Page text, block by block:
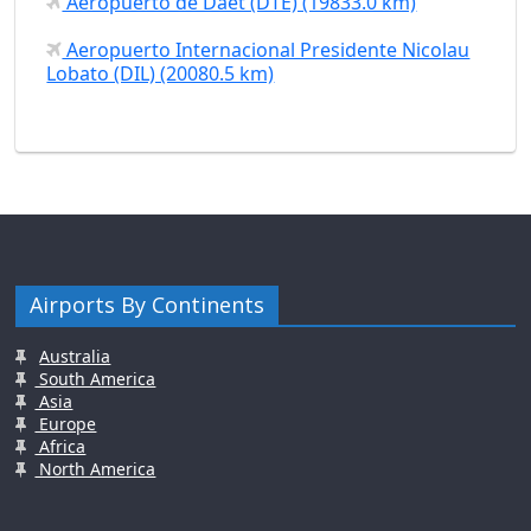
Aeropuerto Internacional Presidente Nicolau
Lobato (DIL) (20080.5 km)
Airports By Continents
Australia
South America
Asia
Europe
Africa
North America